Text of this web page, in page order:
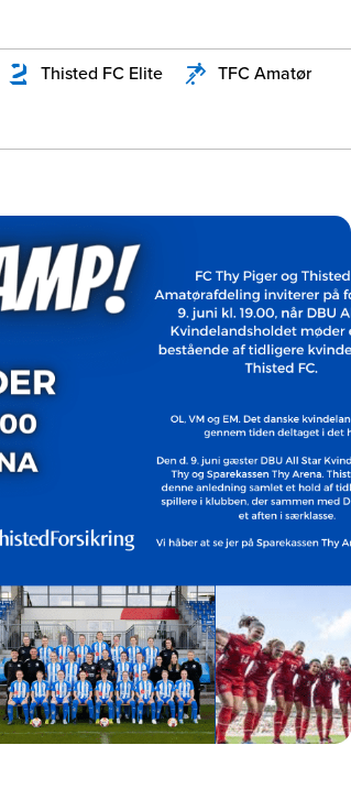
Thisted FC Elite TFC Amatør